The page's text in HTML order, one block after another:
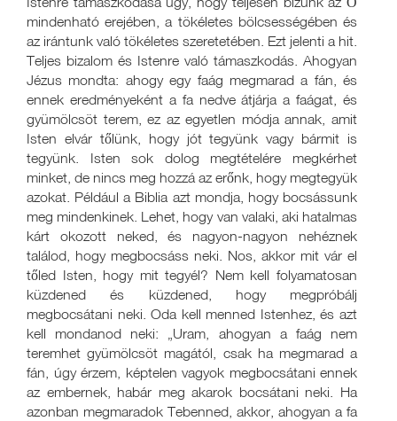
mindenható erejében, a tökéletes bölcsességében és
az irántunk való tökéletes szeretetében. Ezt jelenti a hit.
Teljes bizalom és Istenre való támaszkodás. Ahogyan
Jézus mondta: ahogy egy faág megmarad a fán, és
ennek eredményeként a fa nedve átjárja a faágat, és
gyümölcsöt terem, ez az egyetlen módja annak, amit
Isten elvár tőlünk, hogy jót tegyünk vagy bármit is
tegyünk. Isten sok dolog megtételére megkérhet
minket, de nincs meg hozzá az erőnk, hogy megtegyük
azokat. Például a Biblia azt mondja, hogy bocsássunk
meg mindenkinek. Lehet, hogy van valaki, aki hatalmas
kárt okozott neked, és nagyon-nagyon nehéznek
találod, hogy megbocsáss neki. Nos, akkor mit vár el
tőled Isten, hogy mit tegyél? Nem kell folyamatosan
küzdened és küzdened, hogy megpróbálj
megbocsátani neki. Oda kell menned Istenhez, és azt
kell mondanod neki: „Uram, ahogyan a faág nem
teremhet gyümölcsöt magától, csak ha megmarad a
fán, úgy érzem, képtelen vagyok megbocsátani ennek
az embernek, habár meg akarok bocsátani neki. Ha
azonban megmaradok Tebenned, akkor, ahogyan a fa